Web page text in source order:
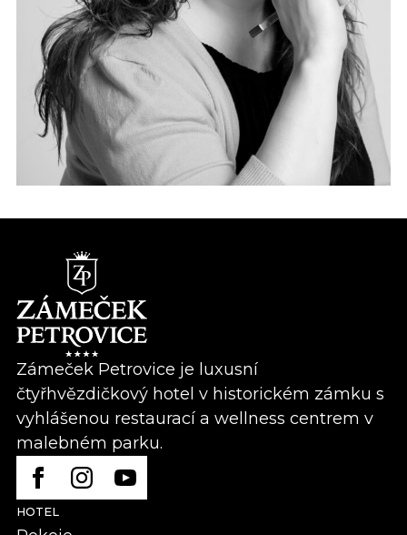
Zámeček Petrovice je luxusní
čtyřhvězdičkový hotel v historickém zámku s
vyhlášenou restaurací a wellness centrem v
malebném parku.
HOTEL